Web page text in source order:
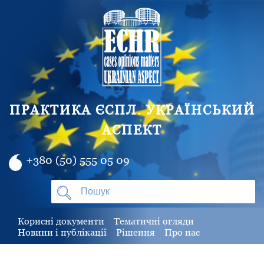
ПРАКТИКА ЄСПЛ. УКРАЇНСЬКИЙ
АСПЕКТ
+380 (50) 555 05 09
Корисні документи
Тематичні огляди
Новини і публікації
Рішення Про нас